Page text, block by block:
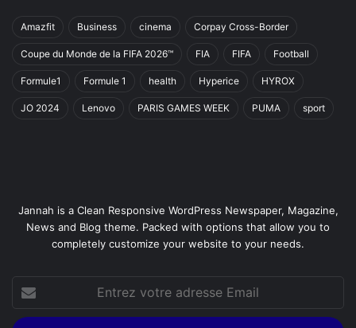
Amazfit Business cinema Corpay Cross-Border
Coupe du Monde de la FIFA 2026™ FIA FIFA Football
Formule1 Formule 1 health Hyperice HYROX
JO 2024 Lenovo PARIS GAMES WEEK PUMA sport
Jannah is a Clean Responsive WordPress Newspaper, Magazine,
News and Blog theme. Packed with options that allow you to
completely customize your website to your needs.
votre
adresse